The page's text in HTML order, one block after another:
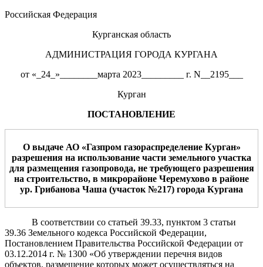
Российская Федерация
Курганская область
АДМИНИСТРАЦИЯ ГОРОДА КУРГАНА
от «_24_»________марта 2023_________ г. N__2195___
Курган
ПОСТАНОВЛЕНИЕ
О выдаче АО «Газпром газораспределение Курган»
разрешения на использование части земельного участка
для размещения газопровода, не требующего разрешения
на строительство, в микрорайоне Черемухово в районе
ур. Грибанова Чаша (участок №217) города Кургана
В соответствии со статьей 39.33, пунктом 3 статьи
39.36 Земельного кодекса Российской Федерации,
Постановлением Правительства Российской Федерации от
03.12.2014 г. № 1300 «Об утверждении перечня видов
объектов, размещение которых может осуществляться на